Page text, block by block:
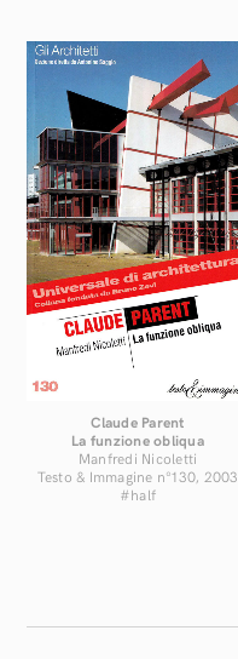
Claude Parent
La funzione obliqua
Manfredi Nicoletti
Testo & Immagine n°130, 2003
#half